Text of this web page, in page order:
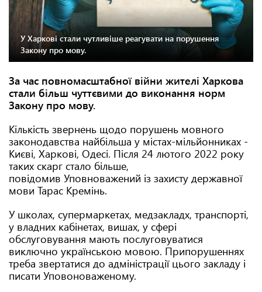
У Харкові стали чутливіше реагувати на порушення
Закону про мову.
За час повномасштабної війни жителі Харкова
стали більш чуттєвими до виконання норм
Закону про мову.
Кількість звернень щодо порушень мовного
законодавства найбільша у містах-мільйонниках -
Києві, Харкові, Одесі. Після 24 лютого 2022 року
таких скарг стало більше,
повідомив Уповноважений із захисту державної
мови Тарас Кремінь.
У школах, супермаркетах, медзакладх, транспорті,
у владних кабінетах, вишах, у сфері
обслуговування мають послуговуватися
виключно українською мовою. Припорушеннях
треба звертатися до адміністрації цього закладу і
писати Уповоноваженому.